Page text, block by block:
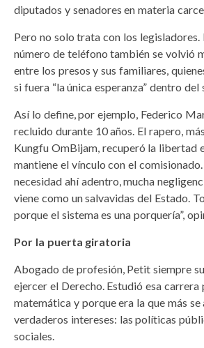
diputados y senadores en materia
Pero no solo trata con los legisladores.
número de teléfono también se volvió
entre los presos y sus familiares,
si fuera “la única esperanza” dentro del
Así lo define, por ejemplo, Federico
recluido durante 10 años. El rapero,
Kungfu OmBijam, recuperó la libertad
mantiene el vínculo con el
necesidad ahí adentro, mucha
viene como un salvavidas del Estado.
porque el sistema es una porquería”,
Por la puerta giratoria
Abogado de profesión, Petit siempre
ejercer el Derecho. Estudió esa carrera
matemática y porque era la que más se
verdaderos intereses: las políticas
sociales.